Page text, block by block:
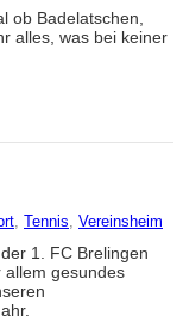
ob Badelatschen,
alles, was bei keiner
, Tennis, Vereinsheim
1. FC Brelingen
allem gesundes